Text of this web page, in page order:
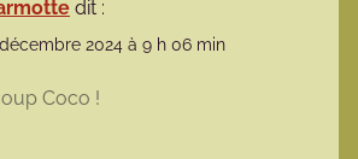
dit :
2024 à 9 h 06 min
Coco !